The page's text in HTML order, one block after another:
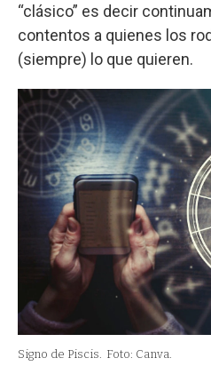
“clásico” es decir
contentos a quienes los
(siempre) lo que quieren.
Signo de Piscis. Foto: Canva.